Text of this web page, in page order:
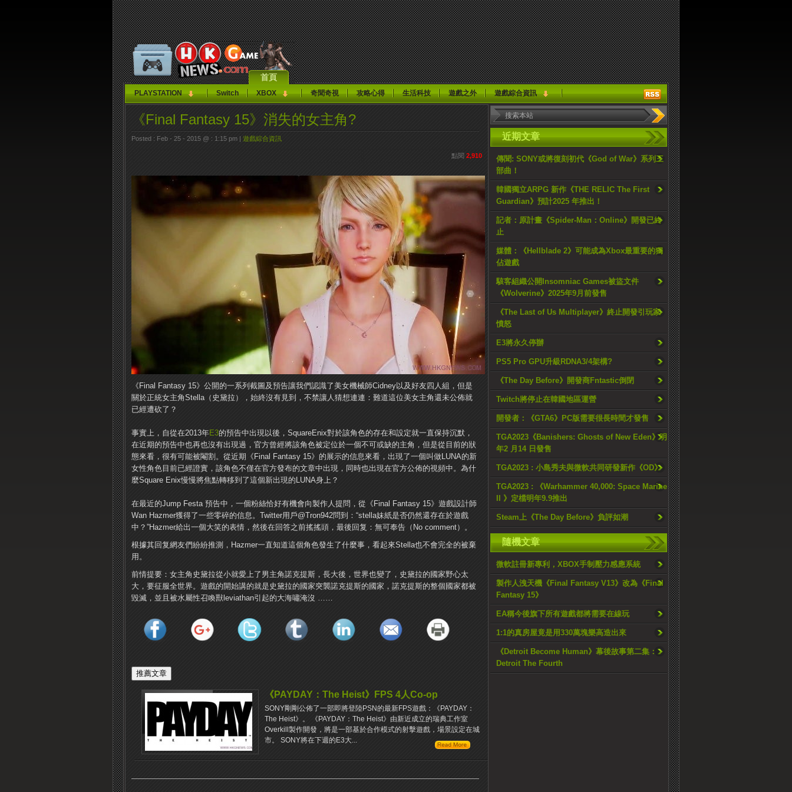
首頁
PLAYSTATION Switch XBOX 奇聞奇視 攻略心得 生活科技 遊戲之外 遊戲綜合資訊
近期文章
傳聞: SONY或將復刻初代《God of War》系列三
部曲！
韓國獨立ARPG 新作《THE RELIC The First
Guardian》預計2025 年推出！
記者：原計畫《Spider-Man：Online》開發已終
止
媒體：《Hellblade 2》可能成為Xbox最重要的獨
佔遊戲
駭客組織公開Insomniac Games被盜文件
《Wolverine》2025年9月前發售
《The Last of Us Multiplayer》終止開發引玩家
憤怒
E3將永久停辦
PS5 Pro GPU升級RDNA3/4架構?
《The Day Before》開發商Fntastic倒閉
Twitch將停止在韓國地區運營
開發者：《GTA6》PC版需要很長時間才發售
TGA2023《Banishers: Ghosts of New Eden》明
年2 月14 日發售
TGA2023 : 小島秀夫與微軟共同研發新作《OD》
TGA2023 : 《Warhammer 40,000: Space Marine
II 》定檔明年9.9推出
Steam上《The Day Before》負評如潮
隨機文章
微軟註冊新專利，XBOX手制壓力感應系統
製作人洩天機《Final Fantasy V13》改為《Final
Fantasy 15》
EA稱今後旗下所有遊戲都將需要在線玩
1:1的真房屋竟是用330萬塊樂高造出來
《Detroit Become Human》幕後故事第二集：
Detroit The Fourth
《Final Fantasy 15》消失的女主角?
Posted : Feb - 25 - 2015 @ : 1:15 pm | 遊戲綜合資訊
點閱 2,910
《Final Fantasy 15》公開的一系列截圖及預告讓我們認識了美女機械師Cidney以及好友四人組，但是
關於正統女主角Stella（史黛拉），始終沒有見到，不禁讓人猜想連連：難道這位美女主角還未公佈就
已經遭砍了？
事實上，自從在2013年E3的預告中出現以後，SquareEnix對於該角色的存在和設定就一直保持沉默，
在近期的預告中也再也沒有出現過，官方曾經將該角色被定位於一個不可或缺的主角，但是從目前的狀
態來看，很有可能被閹割。從近期《Final Fantasy 15》的展示的信息來看，出現了一個叫做LUNA的新
女性角色目前已經證實，該角色不僅在官方發布的文章中出現，同時也出現在官方公佈的視頻中。為什
麼Square Enix慢慢將焦點轉移到了這個新出現的LUNA身上？
在最近的Jump Festa 預告中，一個粉絲恰好有機會向製作人提問，從《Final Fantasy 15》遊戲設計師
Wan Hazmer獲得了一些零碎的信息。Twitter用戶@Tron942問到：“stella妹紙是否仍然還存在於遊戲
中？”Hazmer給出一個大笑的表情，然後在回答之前搖搖頭，最後回复：無可奉告（No comment）。
根據其回复網友們紛紛推測，Hazmer一直知道這個角色發生了什麼事，看起來Stella也不會完全的被棄
用。
前情提要：女主角史黛拉從小就愛上了男主角諾克提斯，長大後，世界也變了，史黛拉的國家野心太
大，要征服全世界。遊戲的開始講的就是史黛拉的國家突襲諾克提斯的國家，諾克提斯的整個國家都被
毀滅，並且被水屬性召喚獸leviathan引起的大海嘯淹沒 ……
《PAYDAY：The Heist》FPS 4人Co-op
SONY剛剛公佈了一部即將登陸PSN的最新FPS遊戲：《PAYDAY：
The Heist》。 《PAYDAY：The Heist》由新近成立的瑞典工作室
Overkill製作開發，將是一部基於合作模式的射擊遊戲，場景設定在城
市。 SONY將在下週的E3大...